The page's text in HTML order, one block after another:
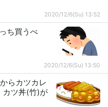
2020/12/6(Su) 13:52
ち買うべ
2020/12/6(Su) 13:50
らカツカレ
カツ丼(竹)が